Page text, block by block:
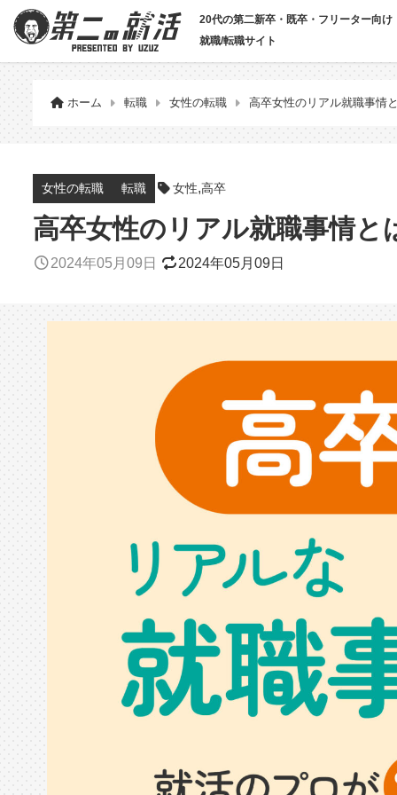
20代の第二新卒・既卒・フリーター向け
就職/転職サイト
ホーム 転職 女性の転職 高卒女性のリアル就職事情
女性の転職 転職 女性,高卒
高卒女性のリアル就職事情と
2024年05月09日 2024年05月09日